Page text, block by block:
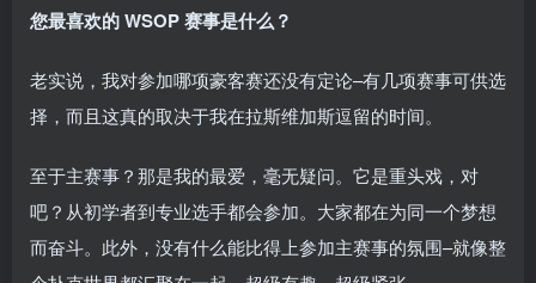
您最喜欢的 WSOP 赛事是什么？
老实说，我对参加哪项豪客赛还没有定论–有几项赛事可供选
择，而且这真的取决于我在拉斯维加斯逗留的时间。
至于主赛事？那是我的最爱，毫无疑问。它是重头戏，对
吧？从初学者到专业选手都会参加。大家都在为同一个梦想
而奋斗。此外，没有什么能比得上参加主赛事的氛围–就像整